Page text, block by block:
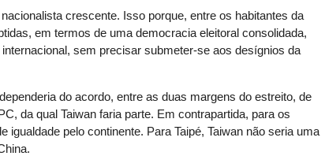
crescente. Isso porque, entre os habitantes da
em termos de uma democracia eleitoral consolidada,
sem precisar submeter-se aos desígnios da
do acordo, entre as duas margens do estreito, de
da qual Taiwan faria parte. Em contrapartida, para os
pelo continente. Para Taipé, Taiwan não seria uma